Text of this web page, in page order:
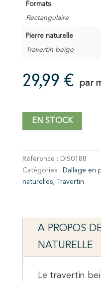
Formats
Rectangulaire
Pierre naturelle
Travertin beige
29,99 € par
EN STOCK
Référence : DIS0188
Catégories : Dallage en
naturelles, Travertin
A PROPOS
NATURELLE
Le travertin